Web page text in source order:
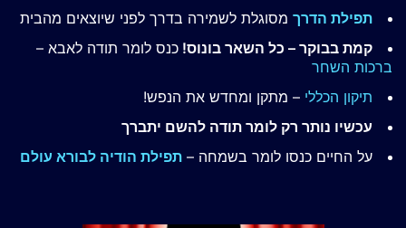
תפילת הדרך מסוגלת לשמירה בדרך לפני שיוצאים מהבית
קמת בבוקר – כל השאר בונוס! כנס לומר תודה לאבא –
ברכות השחר
תיקון הכללי – מתקן ומחדש את הנפש!
עכשיו נותר רק לומר תודה להשם יתברך
על החיים כנסו לומר בשמחה – תפילת הודיה לבורא עולם